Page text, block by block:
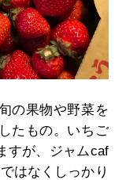
の果物や野菜を
たもの。いちご
すが、ジャムcaf
はなくしっかり